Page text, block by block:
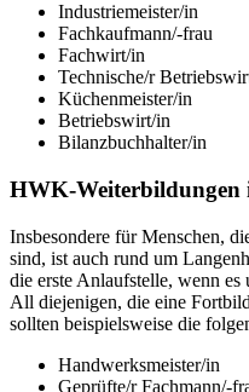
Industriemeister/in
Fachkaufmann/-frau
Fachwirt/in
Technische/r
Küchenmeister/in
Betriebswirt/in
Bilanzbuchhalter/in
HWK-Weiterbildungen
Insbesondere für Menschen,
sind, ist auch rund um
die erste Anlaufstelle, wenn
All diejenigen, die eine
sollten beispielsweise die
Handwerksmeister/in
Geprüfte/r Fachmann/-